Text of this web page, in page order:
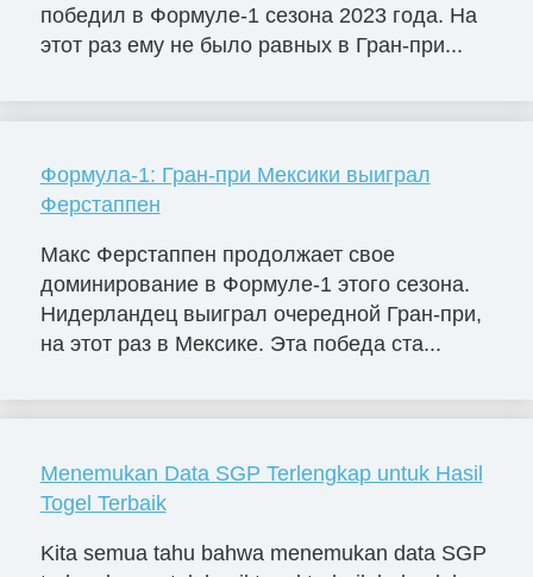
победил в Формуле-1 сезона 2023 года. На
этот раз ему не было равных в Гран-при...
Формула-1: Гран-при Мексики выиграл
Ферстаппен
Макс Ферстаппен продолжает свое
доминирование в Формуле-1 этого сезона.
Нидерландец выиграл очередной Гран-при,
на этот раз в Мексике. Эта победа ста...
Menemukan Data SGP Terlengkap untuk Hasil
Togel Terbaik
Kita semua tahu bahwa menemukan data SGP